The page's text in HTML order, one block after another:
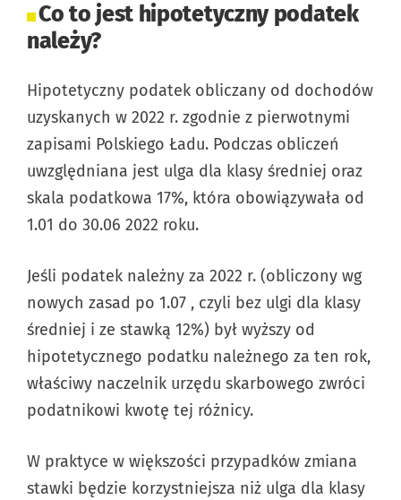
Co to jest hipotetyczny podatek
należy?
Hipotetyczny podatek obliczany od dochodów
uzyskanych w 2022 r. zgodnie z pierwotnymi
zapisami Polskiego Ładu. Podczas obliczeń
uwzględniana jest ulga dla klasy średniej oraz
skala podatkowa 17%, która obowiązywała od
1.01 do 30.06 2022 roku.
Jeśli podatek należny za 2022 r. (obliczony wg
nowych zasad po 1.07 , czyli bez ulgi dla klasy
średniej i ze stawką 12%) był wyższy od
hipotetycznego podatku należnego za ten rok,
właściwy naczelnik urzędu skarbowego zwróci
podatnikowi kwotę tej różnicy.
W praktyce w większości przypadków zmiana
stawki będzie korzystniejsza niż ulga dla klasy